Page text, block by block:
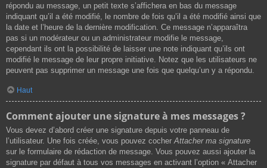
répondu au message, un petit texte s’affichera en bas du message
indiquant qu’il a été modifié, le nombre de fois qu’il a été modifié ainsi que
la date et l’heure de la dernière modification. Ce message n’apparaîtra
pas si un modérateur ou un administrateur modifie le message,
cependant ils ont la possibilité de laisser une note indiquant qu’ils ont
modifié le message de leur propre initiative. Notez que les utilisateurs ne
peuvent pas supprimer un message une fois que quelqu’un y a répondu.
Haut
Comment ajouter une signature à mes messages ?
Vous devez d’abord créer une signature depuis votre panneau de
l’utilisateur. Une fois créée, vous pouvez cocherAttacher ma signature
sur le formulaire de rédaction de message. Vous pouvez aussi ajouter la
signature par défaut à tous vos messages en activant l’option « Attacher